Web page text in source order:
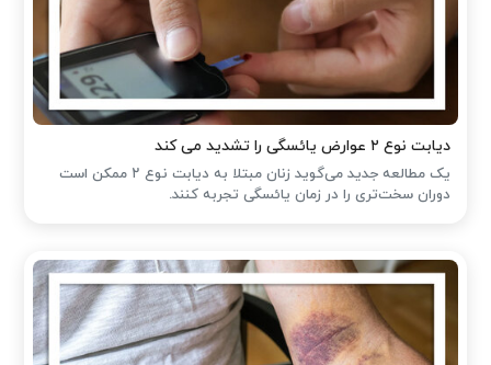
دیابت نوع ۲ عوارض یائسگی را تشدید می کند
یک مطالعه جدید می‌گوید زنان مبتلا به دیابت نوع ۲ ممکن است
دوران سخت‌تری را در زمان یائسگی تجربه کنند.